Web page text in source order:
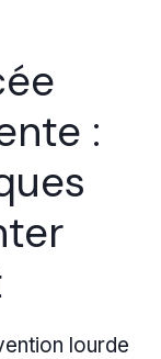
:
lourde